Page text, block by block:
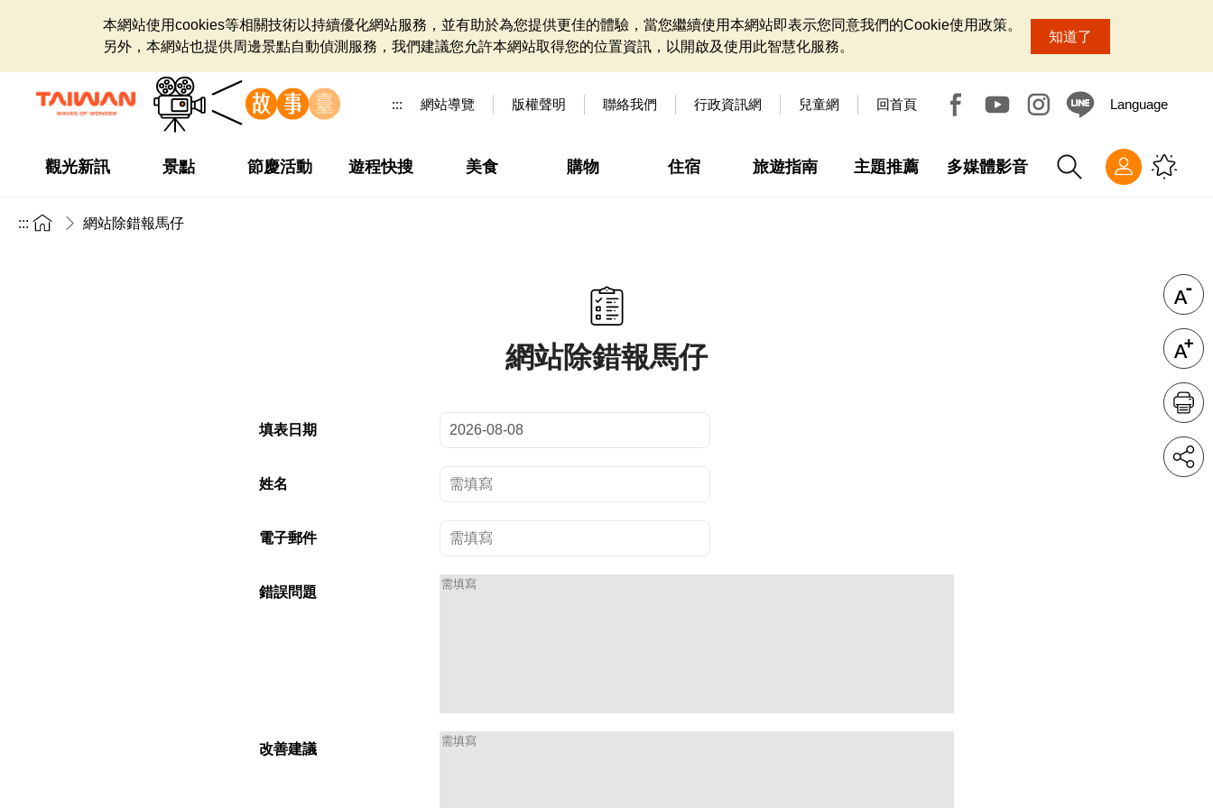
本網站使用cookies等相關技術以持續優化網站服務，並有助於為您提供更佳的體驗，當您繼續使用本網站即表示您同意我們的Cookie使用政策。
另外，本網站也提供周邊景點自動偵測服務，我們建議您允許本網站取得您的位置資訊，以開啟及使用此智慧化服務。
知道了
::: 網站導覽 版權聲明 聯絡我們 行政資訊網 兒童網 回首頁 Language
觀光新訊 景點 節慶活動 遊程快搜 美食 購物 住宿 旅遊指南 主題推薦 多媒體影音
::: 網站除錯報馬仔
網站除錯報馬仔
填表日期
姓名
電子郵件
錯誤問題
改善建議